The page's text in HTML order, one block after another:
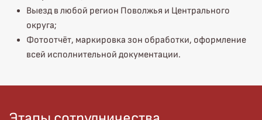
Выезд в любой регион Поволжья и Центрального
округа;
Фотоотчёт, маркировка зон обработки, оформление
всей исполнительной документации.